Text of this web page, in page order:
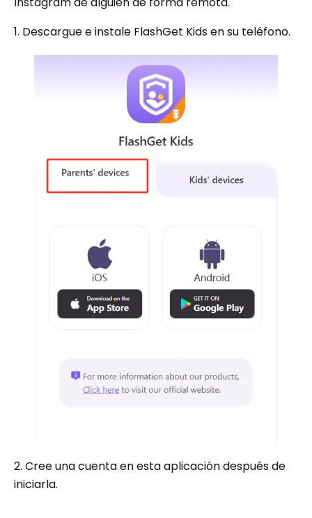
1. Descargue e instale FlashGet Kids en su teléfono.
2. Cree una cuenta en esta aplicación después de
iniciarla.